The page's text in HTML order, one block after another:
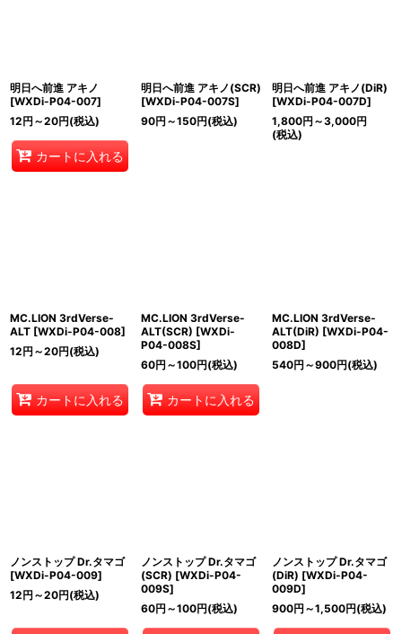
明日へ前進 アキノ
[WXDi-P04-007]
12円 ～20円(税込)
カートに入れる
明日へ前進 アキノ(SCR)
[WXDi-P04-007S]
90円 ～150円(税込)
明日へ前進 アキノ(DiR)
[WXDi-P04-007D]
1,800円 ～3,000円
(税込)
MC.LION 3rdVerse-
ALT [WXDi-P04-008]
12円 ～20円(税込)
カートに入れる
MC.LION 3rdVerse-
ALT(SCR) [WXDi-
P04-008S]
60円 ～100円(税込)
カートに入れる
MC.LION 3rdVerse-
ALT(DiR) [WXDi-P04-
008D]
540円 ～900円(税込)
ノンストップ Dr.タマゴ
[WXDi-P04-009]
12円 ～20円(税込)
ノンストップ Dr.タマゴ
(SCR) [WXDi-P04-
009S]
60円 ～100円(税込)
ノンストップ Dr.タマゴ
(DiR) [WXDi-P04-
009D]
900円 ～1,500円(税込)